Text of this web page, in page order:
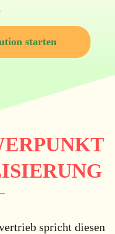
starten
spricht diesen